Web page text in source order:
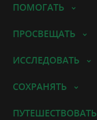
ПОМОГАТЬ
ПРОСВЕЩАТЬ
ИССЛЕДОВАТЬ
СОХРАНЯТЬ
ПУТЕШЕСТВОВАТЬ